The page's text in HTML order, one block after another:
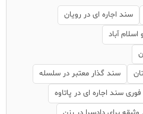
سند اجاره ای در رویان
آباد
سند گذار معتبر در سلسله
سند اجاره ای در پاتاوه